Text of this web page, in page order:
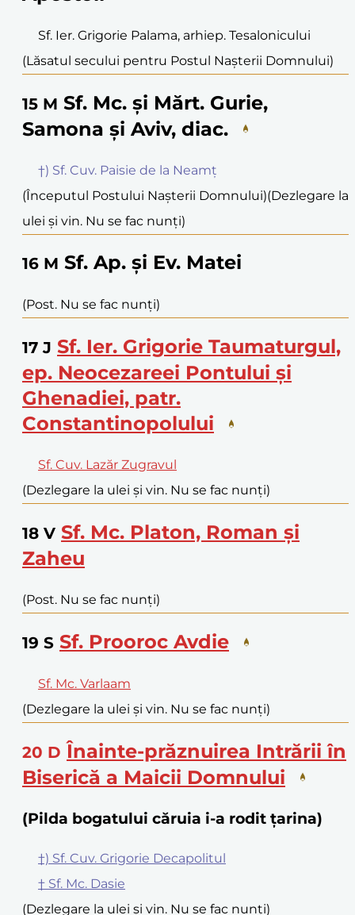
Sf. Ier. Grigorie Palama, arhiep. Tesalonicului
(Lăsatul secului pentru Postul Nașterii Domnului)
15 M Sf. Mc. și Mărt. Gurie,
Samona și Aviv, diac.
†) Sf. Cuv. Paisie de la Neamț
(Începutul Postului Nașterii Domnului)(Dezlegare la
ulei și vin. Nu se fac nunți)
16 M Sf. Ap. și Ev. Matei
(Post. Nu se fac nunți)
17 J Sf. Ier. Grigorie Taumaturgul,
ep. Neocezareei Pontului și
Ghenadiei, patr.
Constantinopolului
Sf. Cuv. Lazăr Zugravul
(Dezlegare la ulei și vin. Nu se fac nunți)
18 V Sf. Mc. Platon, Roman și
Zaheu
(Post. Nu se fac nunți)
19 S Sf. Prooroc Avdie
Sf. Mc. Varlaam
(Dezlegare la ulei și vin. Nu se fac nunți)
20 D Înainte-prăznuirea Intrării în
Biserică a Maicii Domnului
(Pilda bogatului căruia i-a rodit țarina)
†) Sf. Cuv. Grigorie Decapolitul
† Sf. Mc. Dasie
(Dezlegare la ulei și vin. Nu se fac nunți)